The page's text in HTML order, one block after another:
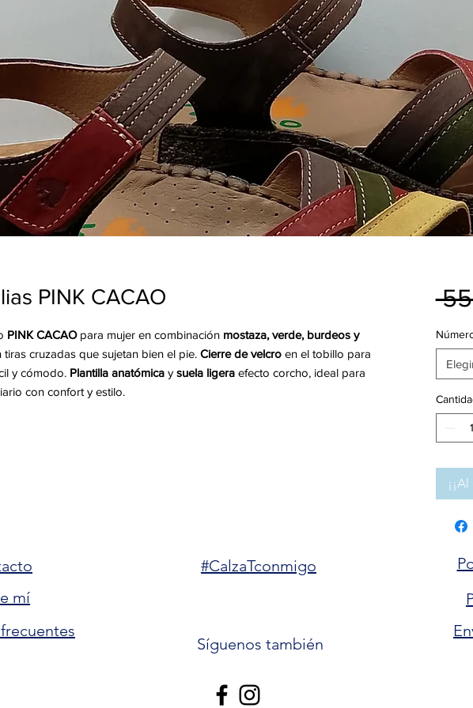
PINK CACAO
PINK CACAOpara mujer en combinación mostaza, verde, burdeos y
tiras cruzadas que sujetan bien el pie. Cierre de velcro en el tobillo para
y cómodo. Plantilla anatómica y suela ligera efecto corcho, ideal para
con confort y estilo.
mí
#CalzaTconmigo
Síguenos también